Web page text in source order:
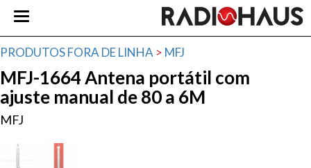
PRODUTOS FORA DE LINHA > MFJ
MFJ-1664 Antena portátil com
ajuste manual de 80 a 6M
MFJ